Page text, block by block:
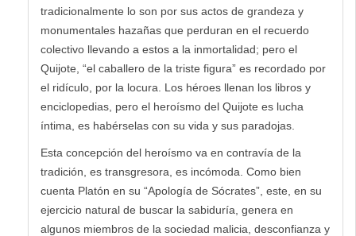
tradicionalmente lo son por sus actos de grandeza y
monumentales hazañas que perduran en el recuerdo
colectivo llevando a estos a la inmortalidad; pero el
Quijote, “el caballero de la triste figura” es recordado por
el ridículo, por la locura. Los héroes llenan los libros y
enciclopedias, pero el heroísmo del Quijote es lucha
íntima, es habérselas con su vida y sus paradojas.
Esta concepción del heroísmo va en contravía de la
tradición, es transgresora, es incómoda. Como bien
cuenta Platón en su “Apología de Sócrates”, este, en su
ejercicio natural de buscar la sabiduría, genera en
algunos miembros de la sociedad malicia, desconfianza y